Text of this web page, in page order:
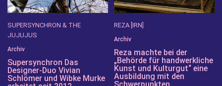
SUPERSYNCHRON & THE
JUJUJUS
Archiv
Supersynchron Das
Designer-Duo Vivian
Schlömer und Wibke Murke
REZA [IRN]
Archiv
Reza machte bei der
„Behörde für handwerkliche
Kunst und Kulturgut“ eine
Ausbildung mit den